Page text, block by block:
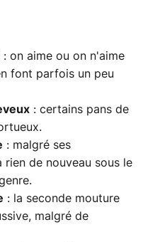
: on aime ou on n'aime
font parfois un peu
: certains pans de
: malgré ses
rien de nouveau sous le
: la seconde mouture
malgré de